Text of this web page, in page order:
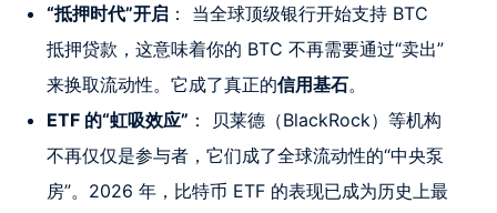
“抵押时代”开启 ： 当全球顶级银行开始支持 BTC
抵押贷款，这意味着你的 BTC 不再需要通过“卖出”
来换取流动性。它成了真正的信用基石。
ETF 的“虹吸效应” ： 贝莱德（BlackRock）等机构
不再仅仅是参与者，它们成了全球流动性的“中央泵
房”。2026 年，比特币 ETF 的表现已成为历史上最